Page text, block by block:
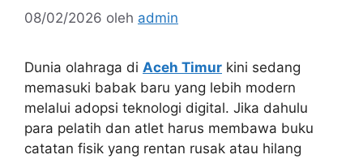
08/02/2026 oleh admin
Dunia olahraga di Aceh Timur kini sedang
memasuki babak baru yang lebih modern
melalui adopsi teknologi digital. Jika dahulu
para pelatih dan atlet harus membawa buku
catatan fisik yang rentan rusak atau hilang